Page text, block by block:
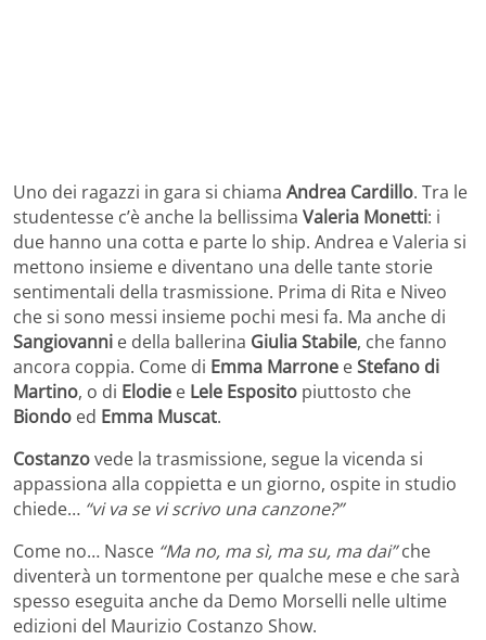
Uno dei ragazzi in gara si chiama Andrea Cardillo. Tra le
studentesse c’è anche la bellissima Valeria Monetti: i
due hanno una cotta e parte lo ship. Andrea e Valeria si
mettono insieme e diventano una delle tante storie
sentimentali della trasmissione. Prima di Rita e Niveo
che si sono messi insieme pochi mesi fa. Ma anche di
Sangiovanni e della ballerina Giulia Stabile, che fanno
ancora coppia. Come di Emma Marrone eStefano di
Martino, o di Elodie e Lele Esposito piuttosto che
Biondo ed Emma Muscat.
Costanzovede la trasmissione, segue la vicenda si
appassiona alla coppietta e un giorno, ospite in studio
chiede… “vi va se vi scrivo una canzone?”
Come no… Nasce “Ma no, ma sì, ma su, ma dai”che
diventerà un tormentone per qualche mese e che sarà
spesso eseguita anche da Demo Morselli nelle ultime
edizioni del Maurizio Costanzo Show.